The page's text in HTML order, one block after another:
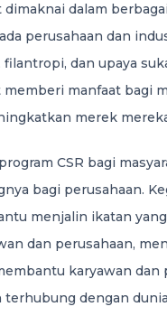
dimaknai dalam
perusahaan dan
filantropi, dan upaya
manfaat bagi
merek
CSR bagi
bagi perusahaan.
menjalin ikatan
dan perusahaan,
karyawan dan
terhubung dengan